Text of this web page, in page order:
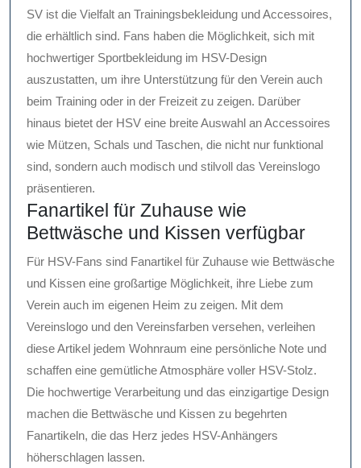
SV ist die Vielfalt an Trainingsbekleidung und Accessoires,
die erhältlich sind. Fans haben die Möglichkeit, sich mit
hochwertiger Sportbekleidung im HSV-Design
auszustatten, um ihre Unterstützung für den Verein auch
beim Training oder in der Freizeit zu zeigen. Darüber
hinaus bietet der HSV eine breite Auswahl an Accessoires
wie Mützen, Schals und Taschen, die nicht nur funktional
sind, sondern auch modisch und stilvoll das Vereinslogo
präsentieren.
Fanartikel für Zuhause wie
Bettwäsche und Kissen verfügbar
Für HSV-Fans sind Fanartikel für Zuhause wie Bettwäsche
und Kissen eine großartige Möglichkeit, ihre Liebe zum
Verein auch im eigenen Heim zu zeigen. Mit dem
Vereinslogo und den Vereinsfarben versehen, verleihen
diese Artikel jedem Wohnraum eine persönliche Note und
schaffen eine gemütliche Atmosphäre voller HSV-Stolz.
Die hochwertige Verarbeitung und das einzigartige Design
machen die Bettwäsche und Kissen zu begehrten
Fanartikeln, die das Herz jedes HSV-Anhängers
höherschlagen lassen.